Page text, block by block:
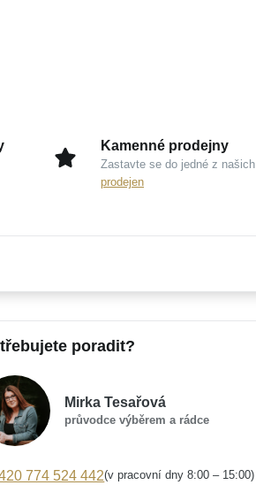
Kamenné prodejny
Zastavte se do jedné z našich
prodejen
poradit?
Mirka Tesařová
průvodce výběrem a rádce
774 524 442(v pracovní dny 8:00 – 15:00)